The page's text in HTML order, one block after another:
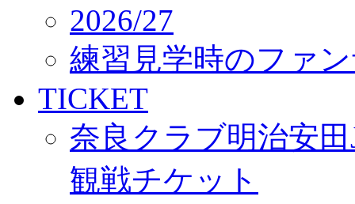
2026/27
練習見学時のファ
TICKET
奈良クラブ明治安
観戦チケット